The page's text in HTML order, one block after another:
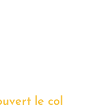
le col